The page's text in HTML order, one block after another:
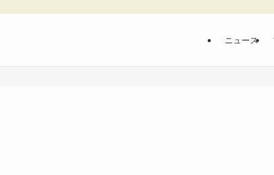
ニュース